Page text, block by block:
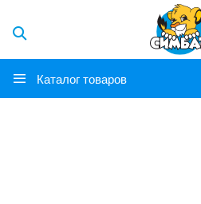
Каталог товаров